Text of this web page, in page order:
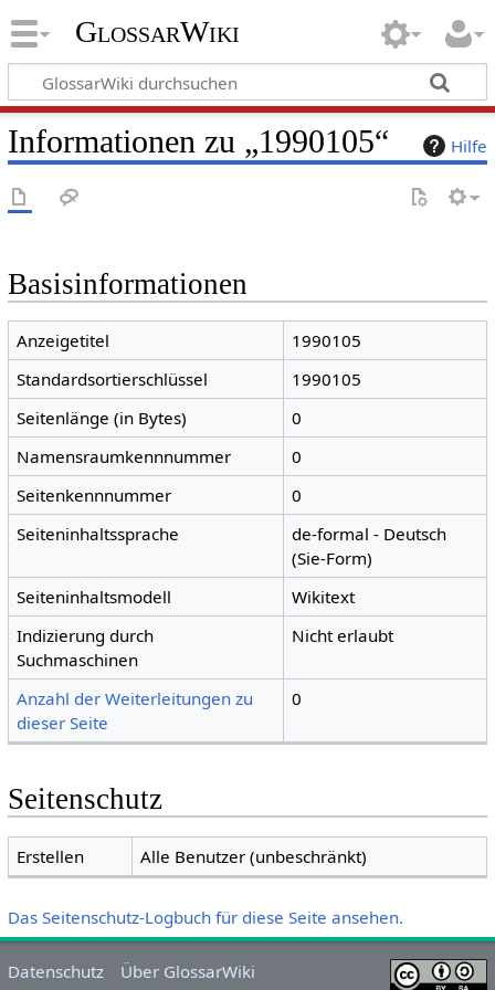
GlossarWiki
Hilfe
Informationen zu „1990105“
Basisinformationen
Anzeigetitel
1990105
Standardsortierschlüssel
1990105
Seitenlänge (in Bytes)
0
Namensraumkennnummer
0
Seitenkennnummer
0
Seiteninhaltssprache
de-formal - Deutsch
(Sie-Form)
Seiteninhaltsmodell
Wikitext
Indizierung durch
Suchmaschinen
Nicht erlaubt
Anzahl der Weiterleitungen zu
dieser Seite
0
Seitenschutz
Erstellen Alle Benutzer (unbeschränkt)
Das Seitenschutz-Logbuch für diese Seite ansehen.
Datenschutz
Über GlossarWiki